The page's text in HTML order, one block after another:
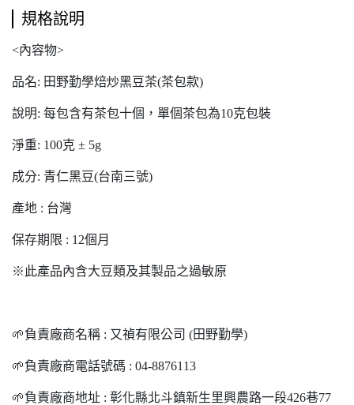
規格說明
<內容物>
品名: 田野勤學焙炒黑豆茶(茶包款)
說明: 每包含有茶包十個，單個茶包為10克包裝
淨重: 100克 ± 5g
成分: 青仁黑豆(台南三號)
產地 : 台灣
保存期限 : 12個月
※此產品內含大豆類及其製品之過敏原
🌱負責廠商名稱 : 又禎有限公司 (田野勤學)
🌱負責廠商電話號碼 : 04-8876113
🌱負責廠商地址 : 彰化縣北斗鎮新生里興農路一段426巷77